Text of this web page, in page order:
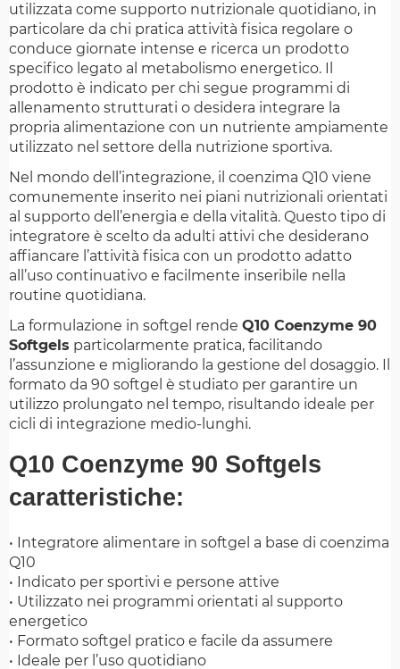
utilizzata come supporto nutrizionale quotidiano, in
particolare da chi pratica attività fisica regolare o
conduce giornate intense e ricerca un prodotto
specifico legato al metabolismo energetico. Il
prodotto è indicato per chi segue programmi di
allenamento strutturati o desidera integrare la
propria alimentazione con un nutriente ampiamente
utilizzato nel settore della nutrizione sportiva.
Nel mondo dell’integrazione, il coenzima Q10 viene
comunemente inserito nei piani nutrizionali orientati
al supporto dell’energia e della vitalità. Questo tipo di
integratore è scelto da adulti attivi che desiderano
affiancare l’attività fisica con un prodotto adatto
all’uso continuativo e facilmente inseribile nella
routine quotidiana.
La formulazione in softgel rende Q10 Coenzyme 90
Softgels particolarmente pratica, facilitando
l’assunzione e migliorando la gestione del dosaggio. Il
formato da 90 softgel è studiato per garantire un
utilizzo prolungato nel tempo, risultando ideale per
cicli di integrazione medio-lunghi.
Q10 Coenzyme 90 Softgels
caratteristiche:
• Integratore alimentare in softgel a base di coenzima
Q10
• Indicato per sportivi e persone attive
• Utilizzato nei programmi orientati al supporto
energetico
• Formato softgel pratico e facile da assumere
• Ideale per l’uso quotidiano